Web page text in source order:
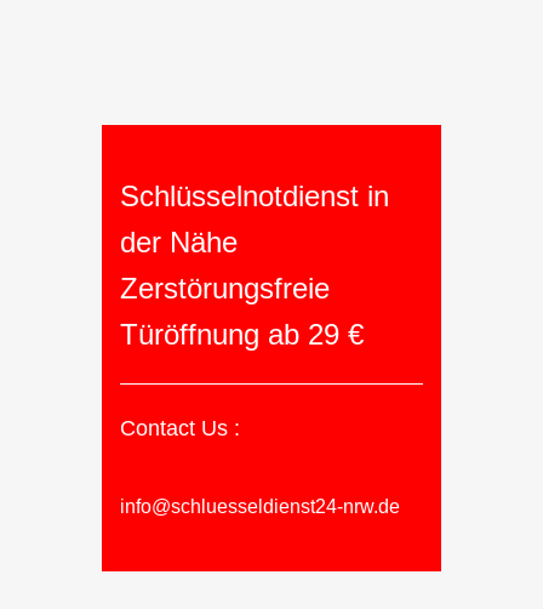
Schlüsselnotdienst in
der Nähe
Zerstörungsfreie
Türöffnung ab 29 €
Contact Us :
info@schluesseldienst24-nrw.de